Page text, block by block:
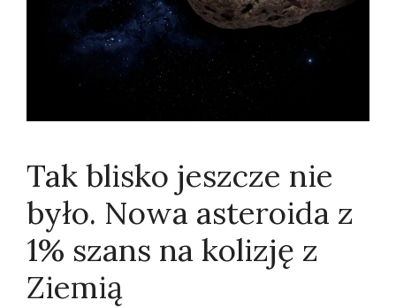
Tak blisko jeszcze nie
było. Nowa asteroida z
1% szans na kolizję z
Ziemią